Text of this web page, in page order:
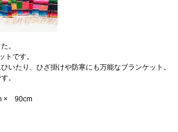
。
トです。
いたり、ひざ掛けや防寒にも万能なブランケット。
。
× 90cm